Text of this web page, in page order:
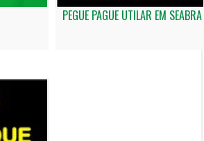
PEGUE PAGUE UTILAR EM SEABRA